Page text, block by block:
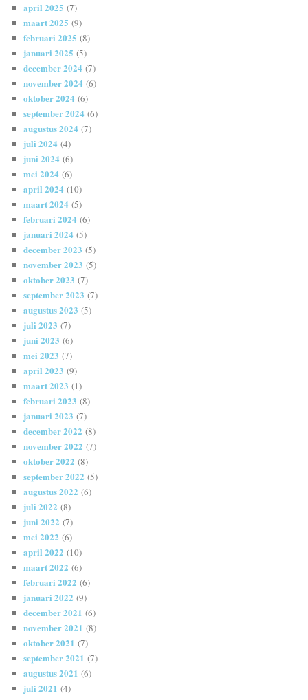
april 2025 (7)
maart 2025 (9)
februari 2025 (8)
januari 2025 (5)
december 2024 (7)
november 2024 (6)
oktober 2024 (6)
september 2024 (6)
augustus 2024 (7)
juli 2024 (4)
juni 2024 (6)
mei 2024 (6)
april 2024 (10)
maart 2024 (5)
februari 2024 (6)
januari 2024 (5)
december 2023 (5)
november 2023 (5)
oktober 2023 (7)
september 2023 (7)
augustus 2023 (5)
juli 2023 (7)
juni 2023 (6)
mei 2023 (7)
april 2023 (9)
maart 2023 (1)
februari 2023 (8)
januari 2023 (7)
december 2022 (8)
november 2022 (7)
oktober 2022 (8)
september 2022 (5)
augustus 2022 (6)
juli 2022 (8)
juni 2022 (7)
mei 2022 (6)
april 2022 (10)
maart 2022 (6)
februari 2022 (6)
januari 2022 (9)
december 2021 (6)
november 2021 (8)
oktober 2021 (7)
september 2021 (7)
augustus 2021 (6)
juli 2021 (4)